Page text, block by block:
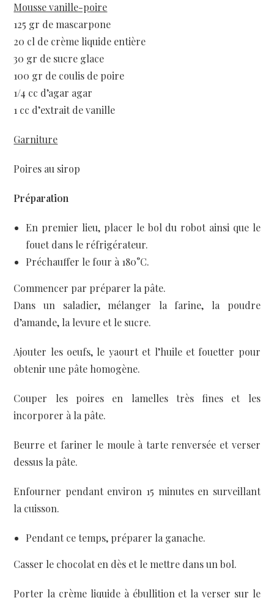
Mousse vanille-poire
125 gr de mascarpone
20 cl de crème liquide entière
30 gr de sucre glace
100 gr de coulis de poire
1/4 cc d’agar agar
1 cc d’extrait de vanille
Garniture
Poires au sirop
Préparation
En premier lieu, placer le bol du robot ainsi que le
fouet dans le réfrigérateur.
Préchauffer le four à 180°C.
Commencer par préparer la pâte.
Dans un saladier, mélanger la farine, la poudre
d’amande, la levure et le sucre.
Ajouter les oeufs, le yaourt et l’huile et fouetter pour
obtenir une pâte homogène.
Couper les poires en lamelles très fines et les
incorporer à la pâte.
Beurre et fariner le moule à tarte renversée et verser
dessus la pâte.
Enfourner pendant environ 15 minutes en surveillant
la cuisson.
Pendant ce temps, préparer la ganache.
Casser le chocolat en dès et le mettre dans un bol.
Porter la crème liquide à ébullition et la verser sur le